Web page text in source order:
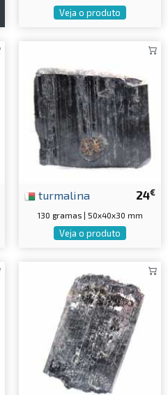
Veja o produto
24€
turmalina
130 gramas | 50x40x30 mm
Veja o produto